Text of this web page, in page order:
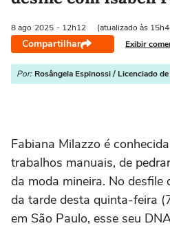
8 ago 2025 - 12h12 (atualizado às
Compartilhar Exibir
Por: Rosângela Espinossi / Licenciado
Fabiana Milazzo é
trabalhos manuais, de
da moda mineira. No desfile
da tarde desta quinta-feira
em São Paulo, esse seu